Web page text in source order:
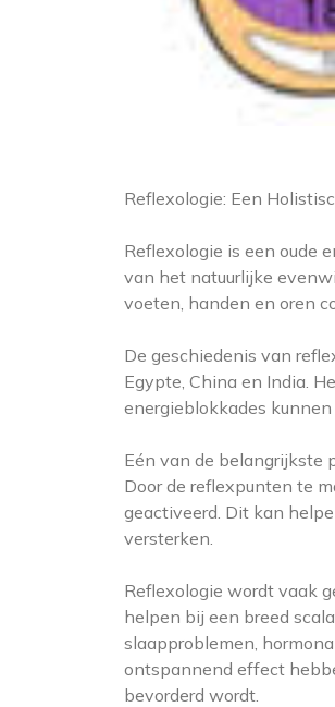
Reflexologie: Een
Reflexologie is een oude
van het natuurlijke
voeten, handen en oren
De geschiedenis van
Egypte, China en India.
energieblokkades
Eén van de belangrijkste
Door de reflexpunten te
geactiveerd. Dit kan
versterken.
Reflexologie wordt vaak
helpen bij een breed
slaapproblemen,
ontspannend effect
bevorderd wordt.